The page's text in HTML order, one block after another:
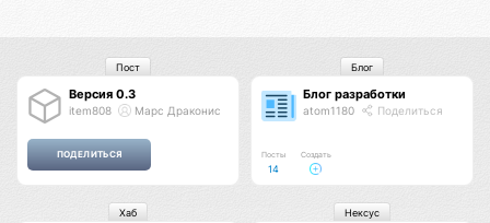
Версия 0.3
item808 Марс Драконис
Пост
Блог разработки
atom1180 Поделиться
Посты
14
Создать
Блог
Хаб Нексус